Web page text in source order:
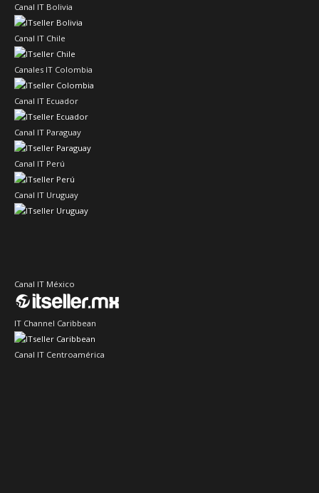
Canal IT Bolivia
Canal IT Chile
Canales IT Colombia
Canal IT Ecuador
Canal IT Paraguay
Canal IT Perú
Canal IT Uruguay
Canal IT México
IT Channel Caribbean
Canal IT Centroamérica